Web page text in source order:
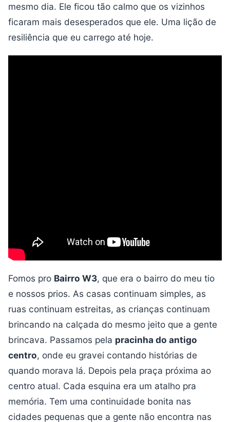
mesmo dia. Ele ficou tão calmo que os vizinhos
ficaram mais desesperados que ele. Uma lição de
resiliência que eu carrego até hoje.
Fomos pro Bairro W3, que era o bairro do meu tio
e nossos prios. As casas continuam simples, as
ruas continuam estreitas, as crianças continuam
brincando na calçada do mesmo jeito que a gente
brincava. Passamos pela pracinha do antigo
centro, onde eu gravei contando histórias de
quando morava lá. Depois pela praça próxima ao
centro atual. Cada esquina era um atalho pra
memória. Tem uma continuidade bonita nas
cidades pequenas que a gente não encontra nas